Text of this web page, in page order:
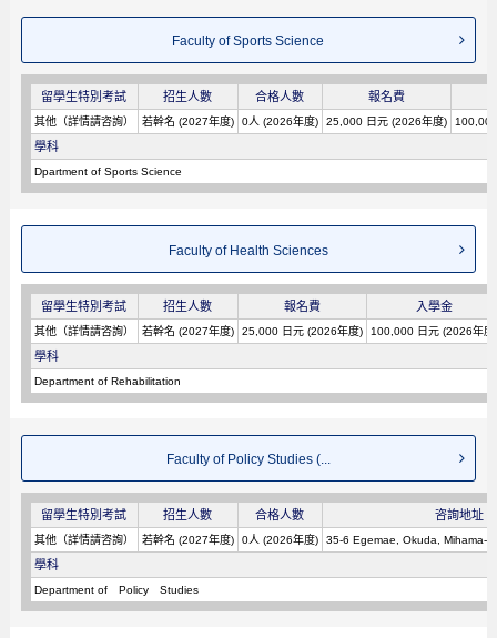
Faculty of Sports Science
留學生特別考試 招生人數 合格人數 報名費
其他（詳情請咨詢） 若幹名 (2027年度) 0人 (2026年度) 25,000 日元 (2026年度)
學科
Dpartment of Sports Science
Faculty of Health Sciences
留學生特別考試 招生人數 報名費 入學金
其他（詳情請咨詢） 若幹名 (2027年度) 25,000 日元 (2026年度) 100,000 日元 (2026年度)
學科
Department of Rehabilitation
Faculty of Policy Studies (...
留學生特別考試 招生人數 合格人數 咨詢地址
其他（詳情請咨詢） 若幹名 (2027年度) 0人 (2026年度) 35-6 Egemae, Okuda, Mihama-
學科
Department of Policy Studies